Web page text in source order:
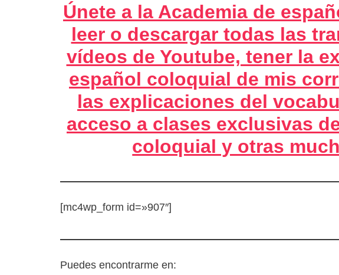
Únete a la Academia de
leer o descargar todas las
vídeos de Youtube, tener la
español coloquial de mis
las explicaciones del
acceso a clases exclusivas
coloquial y otras
[mc4wp_form id=»907″]
Puedes encontrarme en: